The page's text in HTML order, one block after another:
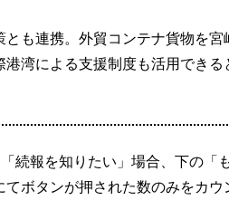
も連携。外貿コンテナ貨物を宮
湾による支援制度も活用できる
続報を知りたい」場合、下の「
ボタンが押された数のみをカウ